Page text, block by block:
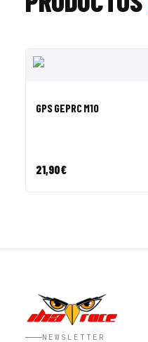
GPS GEPRC M10
21,90€
NEWSLETTER